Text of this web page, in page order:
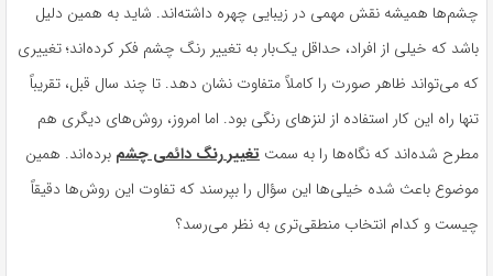
چشم‌ها همیشه نقش مهمی در زیبایی چهره داشته‌اند. شاید به همین دلیل
باشد که خیلی از افراد، حداقل یک‌بار به تغییر رنگ چشم فکر کرده‌اند؛ تغییری
که می‌تواند ظاهر صورت را کاملاً متفاوت نشان دهد. تا چند سال قبل، تقریباً
تنها راه این کار استفاده از لنزهای رنگی بود. اما امروز، روش‌های دیگری هم
مطرح شده‌اند که نگاه‌ها را به سمت تغییر رنگ دائمی چشم برده‌اند. همین
موضوع باعث شده خیلی‌ها این سؤال را بپرسند که تفاوت این روش‌ها دقیقاً
چیست و کدام انتخاب منطقی‌تری به نظر می‌رسد؟